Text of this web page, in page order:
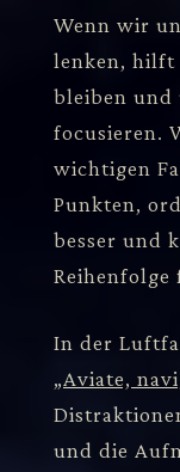
Wenn wir
lenken, hilft
bleiben und
focusieren.
wichtigen
Punkten,
besser und
Reihenfolge
In der
„Aviate,
und die